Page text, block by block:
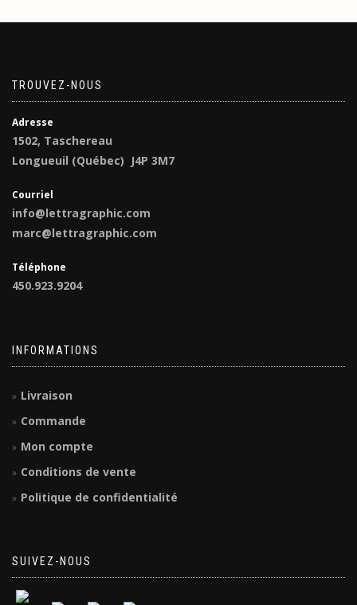
TROUVEZ-NOUS
Adresse
1502, Taschereau
Longueuil (Québec) J4P 3M7
Courriel
info@lettragraphic.com
marc@lettragraphic.com
Téléphone
450.923.9204
INFORMATIONS
Livraison
Commande
Mon compte
Conditions de vente
Politique de confidentialité
SUIVEZ-NOUS